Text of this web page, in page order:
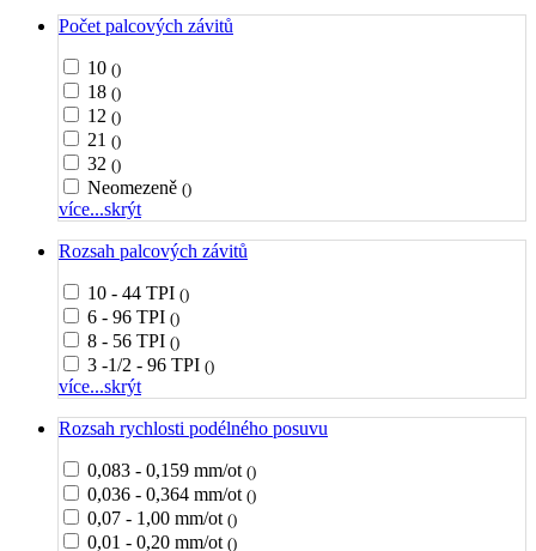
Počet palcových závitů
10 ()
18 ()
12 ()
21 ()
32 ()
Neomezeně ()
více...skrýt
Rozsah palcových závitů
10 - 44 TPI ()
6 - 96 TPI ()
8 - 56 TPI ()
3 -1/2 - 96 TPI ()
více...skrýt
Rozsah rychlosti podélného posuvu
0,083 - 0,159 mm/ot ()
0,036 - 0,364 mm/ot ()
0,07 - 1,00 mm/ot ()
0,01 - 0,20 mm/ot ()